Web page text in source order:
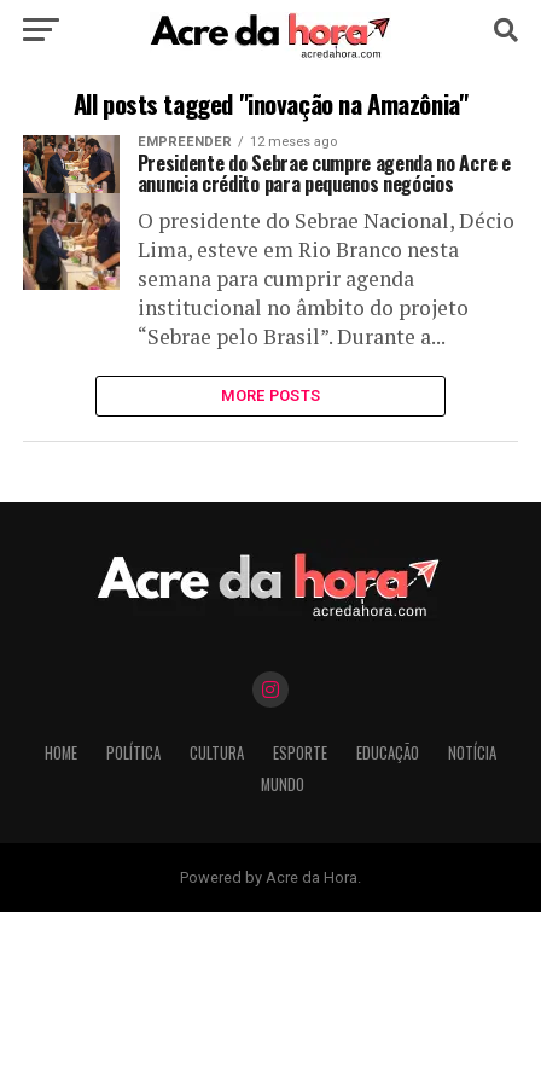
HOME POLÍTICA CULTURA ESPORTE
EDUCAÇÃO NOTÍCIA MUNDO
All posts tagged "inovação na Amazônia"
EMPREENDER 12 meses ago
Presidente do Sebrae cumpre agenda no Acre e
anuncia crédito para pequenos negócios
O presidente do Sebrae Nacional, Décio
Lima, esteve em Rio Branco nesta
semana para cumprir agenda
institucional no âmbito do projeto
“Sebrae pelo Brasil”. Durante a...
MORE POSTS
HOME POLÍTICA CULTURA ESPORTE EDUCAÇÃO
NOTÍCIA
MUNDO
Powered by Acre da Hora.